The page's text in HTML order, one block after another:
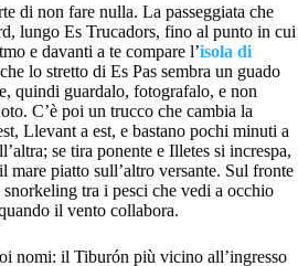
di non fare nulla. La passeggiata che
lungo Es Trucadors, fino al punto in cui
e davanti a te compare l’isola di
lo stretto di Es Pas sembra un guado
quindi guardalo, fotografalo, e non
C’è poi un trucco che cambia la
Llevant a est, e bastano pochi minuti a
se tira ponente e Illetes si increspa,
mare piatto sull’altro versante. Sul fronte
tra i pesci che vedi a occhio
il vento collabora.
nomi: il Tiburón più vicino all’ingresso